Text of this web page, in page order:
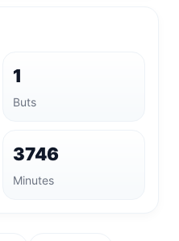
1
Buts
3746
Minutes